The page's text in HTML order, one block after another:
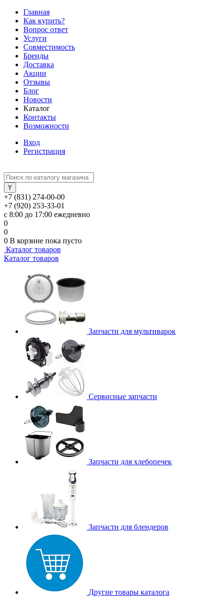
Главная
Как купить?
Вопрос ответ
Услуги
Совместимость
Бренды
Доставка
Акции
Отзывы
Блог
Новости
Каталог
Контакты
Возможности
Вход
Регистрация
+7 (831) 274-00-00
+7 (920) 253-33-01
с 8:00 до 17:00 ежедневно
0
0
0 В корзине пока пусто
Каталог товаров
Каталог товаров
Запчасти для мультиварок
Сервисные запчасти
Запчасти для хлебопечек
Запчасти для блендеров
Другие товары каталога